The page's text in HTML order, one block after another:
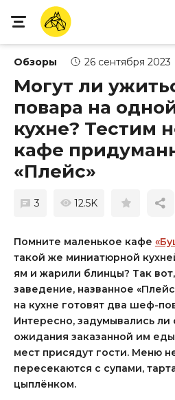
Обзоры 26 сентября 2023
Могут ли
повара на
кухне? Тестим
кафе
«Плейс»
3 12.5K
Помните маленькое кафе
такой же миниатюрной
ям и жарили блинцы? Так
заведение, названное
на кухне готовят два шеф-
Интересно, задумывались
ожидания заказанной им
мест присядут гости. Меню
пересекаются с супами,
цыплёнком.